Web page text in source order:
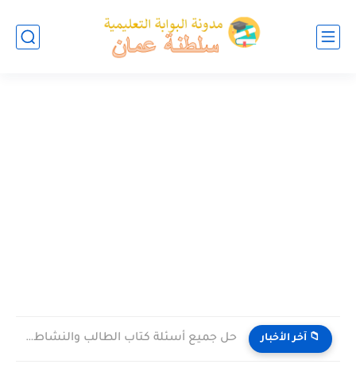
📁 آخر الأخبار حل جميع أسئلة كتاب الطالب والنشاط في الاحياء للصف العاشر...